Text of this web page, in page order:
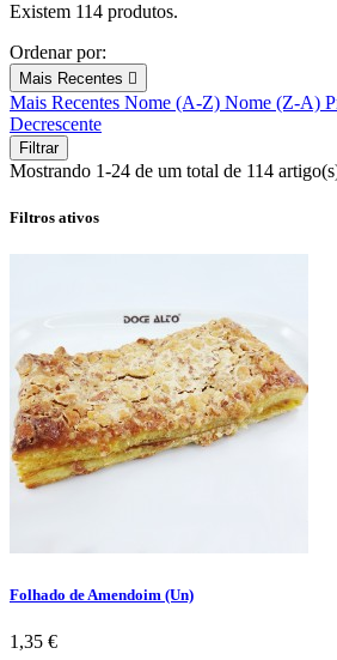
Existem 114 produtos.
Ordenar por:
Mais Recentes 
Mais Recentes Nome (A-Z) Nome (Z-A)
Decrescente
Filtrar
Mostrando 1-24 de um total de 114
Filtros ativos
Folhado de Amendoim (Un)
Preço
1,35 €